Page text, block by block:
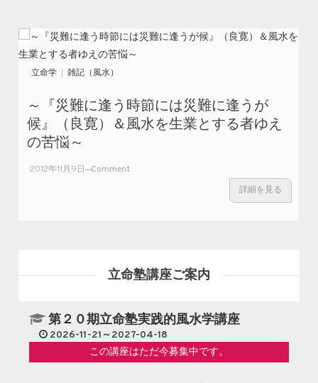
立命学 雑記（風水）
～『災難に逢う時節には災難に逢うが
候』（良寛）＆風水を生業とする者ゆえ
の苦悩～
2012年11月9日 Comment
災難
候』
（良
寛）
＆風
詳細を見る
立命塾講座ご案内
第２０期立命塾実践的風水学講座
2026-11-21～2027-04-18
この講座はただ今募集中です。